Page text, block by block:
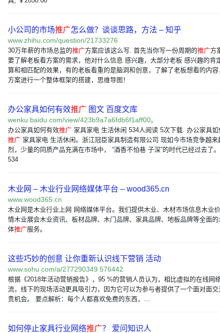
小公司的市场推广怎么做？谈谈思路，方法 – 知乎
www.zhihu.com/question/21733276
30万年薪的市场总监的推广方案应该这么写. 首先当你写一份周期的推广方
要了解老板看方案的需求，他对什么信息 感兴趣，大部分老板 感兴趣的肯
算和相匹配的效果，有的老板看重的是脑洞和创意，了解了老板想看的内容
方案进行一个整体框架的搭建，思维导图！
办公家具如何有效推广 图文 百度文库
wenku.baidu.com/view/423b9a7a6fdb6f1aff00。
办公家具如何有效推广 家具家电 生活休闲 534人阅读 5次下载. 办公家具如
推广 家具家电 生活休闲。浙江冠臣家具制造有限公司 现如今市场竞争越来
烈，少量的同质产品充满在市场中， “酒香不怕巷 子深”的时代已经过去了
534
木业网 – 木业行业网络媒体平台 – wood365.cn
www.wood365.cn
木业网是木业行业上网 网络媒体平台。我们提供木业、木材市场信息木业
情木业展会木业资讯、板材品牌、木门品牌、家具品牌、地板品牌等全面的
体推广服务。
这些巧妙的创意 让你重新认识线下营销 活动
www.sohu.com/a/277290349 576442
根据《2018年活动营销报告》，95 %的营销人员认为，相比虚拟的在线网
流，线下的现场活动更具吸引力，因为它可以为参与者提供了一个面对面交
贵机会。 要点解析：每个人都喜欢免费的东西，…
如何停止家具行业网络推广？ 爱问知识人